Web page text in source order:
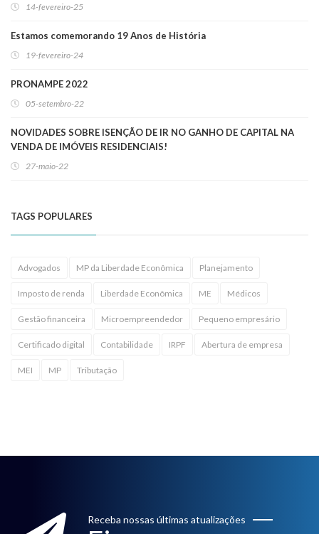
14-fevereiro-25
Estamos comemorando 19 Anos de História
19-fevereiro-24
PRONAMPE 2022
05-setembro-22
NOVIDADES SOBRE ISENÇÃO DE IR NO GANHO DE CAPITAL NA
VENDA DE IMÓVEIS RESIDENCIAIS!
27-maio-22
TAGS POPULARES
Advogados MP da Liberdade Econômica Planejamento
Imposto de renda Liberdade Econômica ME Médicos
Gestão financeira Microempreendedor Pequeno empresário
Certificado digital Contabilidade IRPF Abertura de empresa
MEI MP Tributação
Receba nossas últimas atualizações